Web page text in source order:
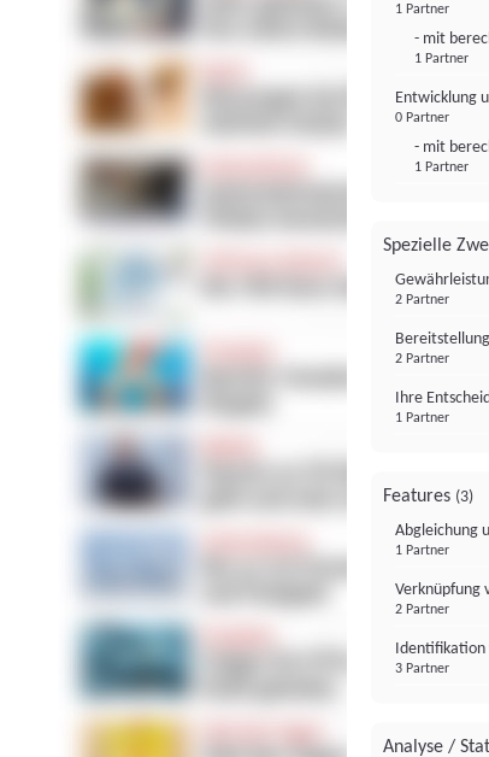
1 Partner
- mit
1 Partner
Entwicklung
0 Partner
- mit
1 Partner
Spezielle
2 Partner
2 Partner
Ihre
1 Partner
Features (3)
Abgleichung
1 Partner
Verknüpfung
2 Partner
Identifikation
3 Partner
Analyse /